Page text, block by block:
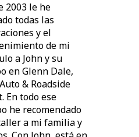
2003 le he
todas las
y el
de mi
a John y su
en Glenn Dale,
& Roadside
En todo ese
he recomendado
a mi familia y